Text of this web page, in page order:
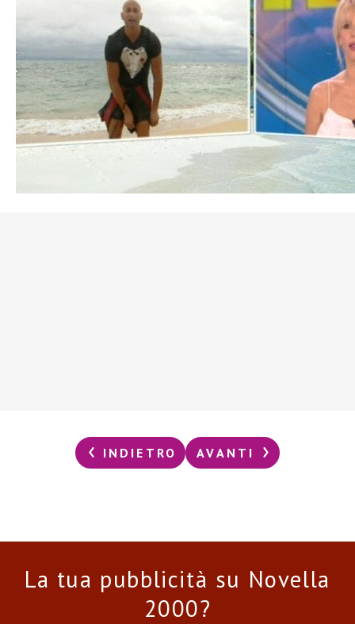
INDIETRO AVANTI
La tua pubblicità su Novella
2000?